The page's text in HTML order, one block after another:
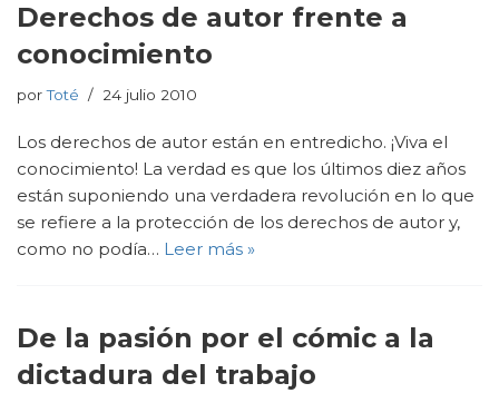
Derechos de autor frente a
conocimiento
porToté 24 julio 2010
Los derechos de autor están en entredicho. ¡Viva el
conocimiento! La verdad es que los últimos diez años
están suponiendo una verdadera revolución en lo que
se refiere a la protección de los derechos de autor y,
como no podía… Leer más »
De la pasión por el cómic a la
dictadura del trabajo